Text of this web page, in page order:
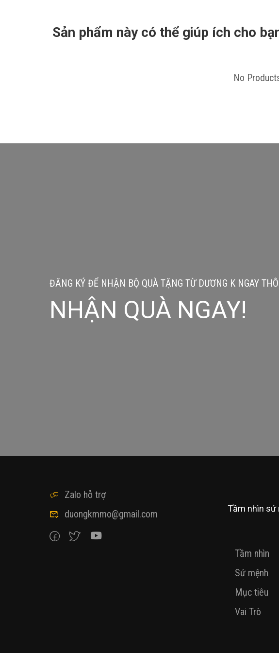
Nhận mã CODE giảm hơn 52% giá trị khóa học tại đây!
Sản phẩm này có thể giúp ích cho
No
ĐĂNG KÝ ĐỂ NHẬN BỘ QUÀ TẶNG TỪ DƯƠNG K NGAY
NHẬN QUÀ NGAY!
Zalo hỗ trợ
duongkmmo@gmail.com
Tầm nhìn sứ
Tầm nhìn
Sứ mệnh
Mục tiêu
Vai Trò